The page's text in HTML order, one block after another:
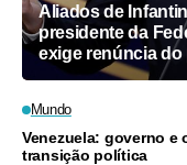
Aliados de
presidente da
exige renúncia do
Mundo
Venezuela: governo e
transição política